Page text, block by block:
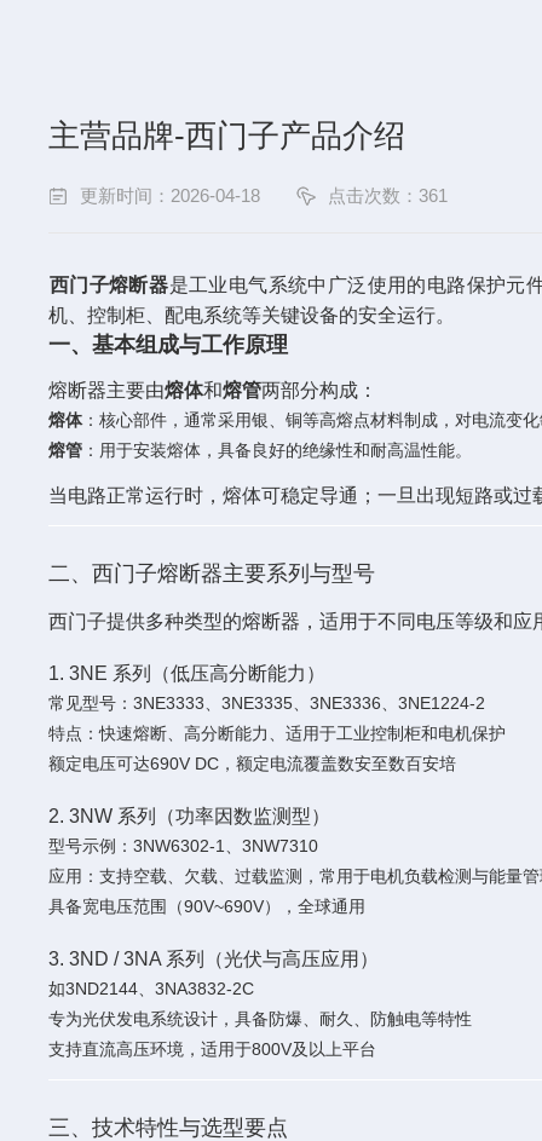
主营品牌-西门子产品介绍
更新时间：2026-04-18 点击次数：361
西门子熔断器是工业电气系统中广泛使用的电路保护元
机、控制柜、配电系统等关键设备的安全运行。
一、基本组成与工作原理
熔断器主要由‌熔体‌和‌熔管‌两部分构成：
熔体：核心部件，通常采用银、铜等高熔点材料制成，对电流变化
熔管 ‌：用于安装熔体，具备良好的绝缘性和耐高温性能。
当电路正常运行时，熔体可稳定导通；一旦出现短路或
二、西门子熔断器主要系列与型号
西门子提供多种类型的熔断器，适用于不同电压等级和应
1. ‌3NE 系列（低压高分断能力）
常见型号：3NE3333、3NE3335、3NE3336、3NE1224-2
特点：快速熔断、高分断能力、适用于工业控制柜和电机保护
额定电压可达690V DC，额定电流覆盖数安至数百安培
2. ‌3NW 系列（功率因数监测型）
型号示例：3NW6302-1、3NW7310
应用：支持空载、欠载、过载监测，常用于电机负载检测与能量管
具备宽电压范围（90V~690V），全球通用
3. ‌3ND / 3NA 系列（光伏与高压应用）
如3ND2144、3NA3832-2C
专为光伏发电系统设计，具备防爆、耐久、防触电等特性
支持直流高压环境，适用于800V及以上平台
三、技术特性与选型要点